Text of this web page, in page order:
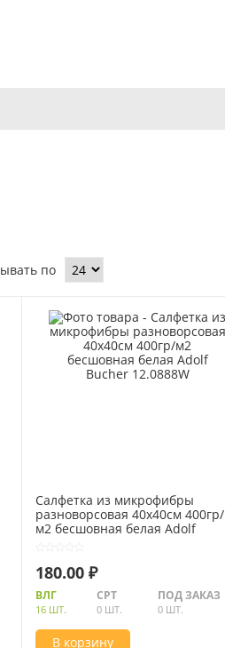
по
Салфетка из микрофибры
разноворсовая 40х40см 400гр/
м2 бесшовная белая Adolf
180.00 ₽
ВЛГ
16 ШТ.
СРТ
0 ШТ.
ПОД ЗАКАЗ
0 ШТ.
В корзину